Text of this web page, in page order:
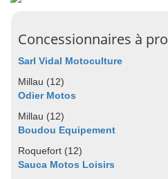
Concessionnaires à
Sarl Vidal Motoculture
Millau (12)
Odier Motos
Millau (12)
Boudou Equipement
Roquefort (12)
Sauca Motos Loisirs